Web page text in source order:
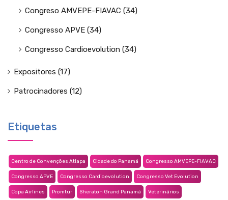
Congreso AMVEPE-FIAVAC (34)
Congresso APVE (34)
Congresso Cardioevolution (34)
Expositores (17)
Patrocinadores (12)
Etiquetas
Centro de Convenções Atlapa Cidade do Panamá Congresso AMVEPE-FIAVAC
Congresso APVE Congresso Cardioevolution Congresso Vet Evolution
Copa Airlines Promtur Sheraton Grand Panamá Veterinários